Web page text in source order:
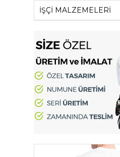
İŞÇİ MALZEMELERİ